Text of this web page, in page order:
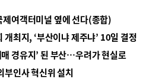
여객터미널 옆에 선다(종합)
최지, ‘부산이냐 제주냐’ 10일 결정
경유지’ 된 부산…우려가 현실로
인사 혁신위 설치